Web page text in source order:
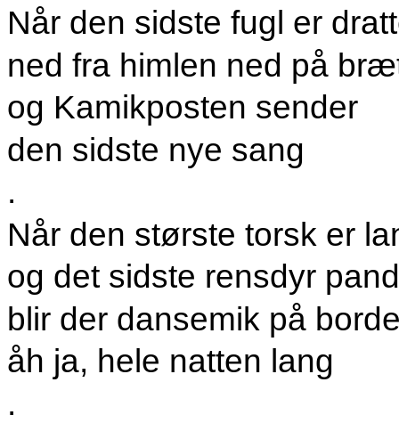
Når den sidste fugl er
ned fra himlen ned på
og Kamikposten sender
den sidste nye sang
.
Når den største torsk er
og det sidste rensdyr
blir der dansemik på
åh ja, hele natten lang
.